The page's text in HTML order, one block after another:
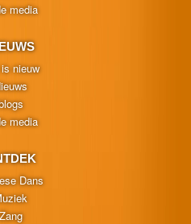
media
nieuw
media
Dans
Zang